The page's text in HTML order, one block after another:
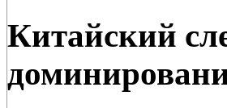
Китайский